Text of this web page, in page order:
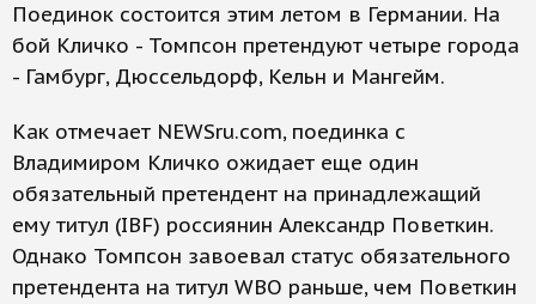
Поединок состоится этим летом в Германии. На
бой Кличко - Томпсон претендуют четыре города
- Гамбург, Дюссельдорф, Кельн и Мангейм.
Как отмечает NEWSru.com, поединка с
Владимиром Кличко ожидает еще один
обязательный претендент на принадлежащий
ему титул (IBF) россиянин Александр Поветкин.
Однако Томпсон завоевал статус обязательного
претендента на титул WBO раньше, чем Поветкин